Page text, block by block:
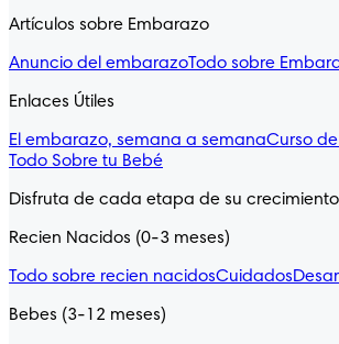
Artículos sobre Embarazo
Anuncio del embarazoTodo sobre
Enlaces Útiles
El embarazo, semana a semanaCurso
Todo Sobre tu Bebé
Disfruta de cada etapa de su
Recien Nacidos (0-3 meses)
Todo sobre recien nacidosCuidados
Bebes (3-12 meses)